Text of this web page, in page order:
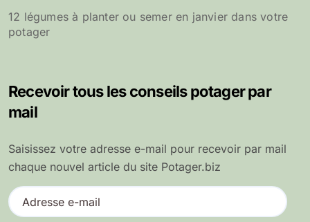
12 légumes à planter ou semer en janvier dans votre
potager
Recevoir tous les conseils potager par
mail
Saisissez votre adresse e-mail pour recevoir par mail
chaque nouvel article du site Potager.biz
A
d